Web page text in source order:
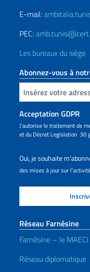
E-mail:
PEC:
Les bureaux du siège
Abonnez-vous à
Insert your email
Acceptation GDPR
J’autorise le traitement de
et du Décret Legislation 30
Oui, je souhaite
des mises à jour sur
Réseau Farnésine
Farnésine – le MAECI
Réseau diplomatique